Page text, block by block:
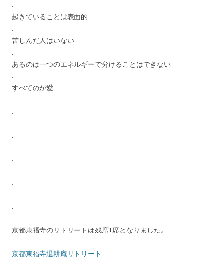
.
起きていることは表面的
.
苦しんだ人はいない
.
あるのは一つのエネルギーで分けることはできない
.
すべてのが愛
.
.
.
.
.
京都東福寺のリトリートは残席1席となりました。
京都東福寺退耕庵リトリート